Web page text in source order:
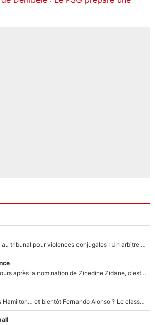
Des terrains de Ligue 1 au tribunal pour violences conjugales : Un arbitre français encourt une peine de 18 mois de prison !
Equipe de France : 10 jours après la nomination de Zinedine Zidane, c'est au tour de son fils de prendre un nouveau départ !
Max Verstappen, Lewis Hamilton… et bientôt Fernando Alonso ? Le classement des pilotes les mieux payés en Formule 1 risque de changer !